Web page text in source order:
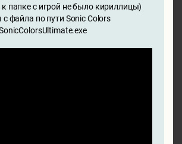
папке с игрой не было кириллицы)
с файла по пути Sonic Colors